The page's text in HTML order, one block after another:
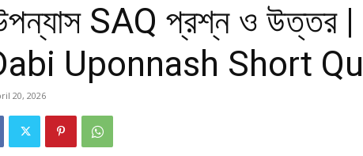
উপন্যাস SAQ প্রশ্ন ও
Uponnash Short
20, 2026